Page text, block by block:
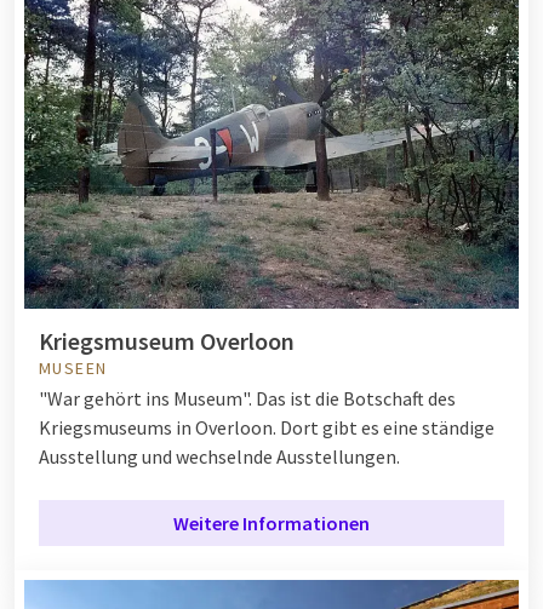
Kriegsmuseum Overloon
MUSEEN
"War gehört ins Museum". Das ist die Botschaft des
Kriegsmuseums in Overloon. Dort gibt es eine ständige
Ausstellung und wechselnde Ausstellungen.
Weitere Informationen